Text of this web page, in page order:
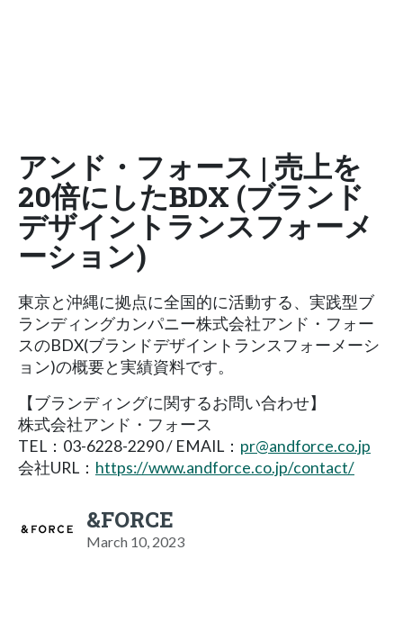
アンド・フォース | 売上を
20倍にしたBDX (ブランド
デザイントランスフォーメ
ーション)
東京と沖縄に拠点に全国的に活動する、実践型ブ
ランディングカンパニー株式会社アンド・フォー
スのBDX(ブランドデザイントランスフォーメーシ
ョン)の概要と実績資料です。
【ブランディングに関するお問い合わせ】
株式会社アンド・フォース
TEL：03-6228-2290 / EMAIL： pr@andforce.co.jp
会社URL： https://www.andforce.co.jp/contact/
&FORCE
March 10, 2023